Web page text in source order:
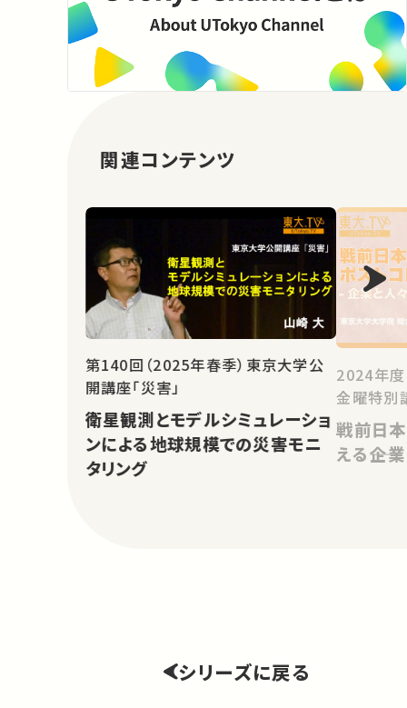
関連コンテンツ
第140回（2025年春季）東京大学公
開講座「災害」
衛星観測とモデルシミュレーショ
ンによる地球規模での災害モニ
タリング
2024年度
金曜特別
戦前日
える――企
シリーズに戻る